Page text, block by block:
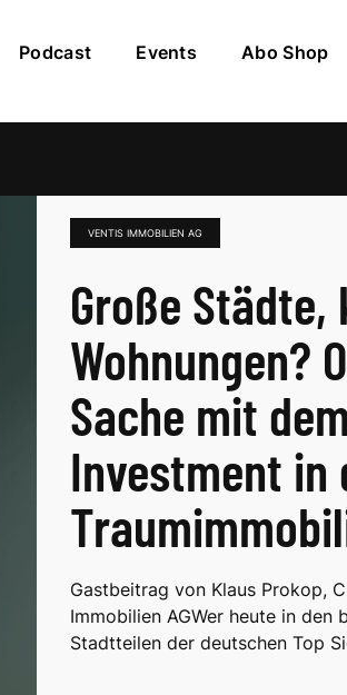
Podcast Events Abo Shop
VENTIS IMMOBILIEN AG
Große Städte,
Wohnungen?
Sache mit dem
Investment in
Gastbeitrag von Klaus Prokop,
Immobilien AGWer heute in den
Stadtteilen der deutschen Top